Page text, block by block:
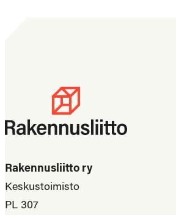
Rakennusliitto ry
Keskustoimisto
PL 307